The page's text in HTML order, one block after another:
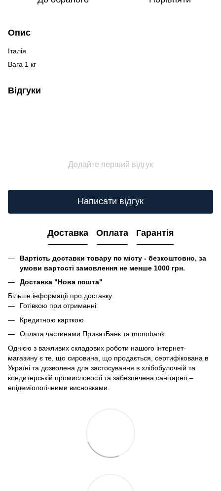
Опис
Італія
Вага 1 кг
Відгуки
Додайте перший відгук
Написати відгук
Доставка Оплата Гарантія
Вартість доставки товару по місту - безкоштовно, за
умови вартості замовлення не менше 1000 грн.
Доставка "Нова пошта"
Більше інформації про доставку
Готівкою при отриманні
Кредитною карткою
Оплата частинами ПриватБанк та monobank
Однією з важливих складових роботи нашого інтернет-
магазину є те, що сировина, що продається, сертифікована в
Україні та дозволена для застосування в хлібобулочній та
кондитерській промисловості та забезпечена санітарно –
епідеміологічними висновками.